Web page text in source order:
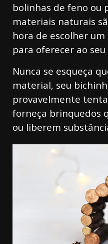
bolinhas de feno ou
materiais naturais
hora de escolher
para oferecer ao
Nunca se esqueça
material, seu
provavelmente
forneça brinquedos
ou liberem